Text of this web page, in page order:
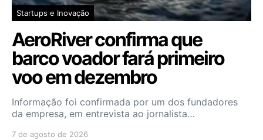
Startups e Inovação
AeroRiver confirma que
barco voador fará primeiro
voo em dezembro
Informação foi confirmada por um dos fundadores
da empresa, em entrevista ao jornalista…
7 de agosto de 2026